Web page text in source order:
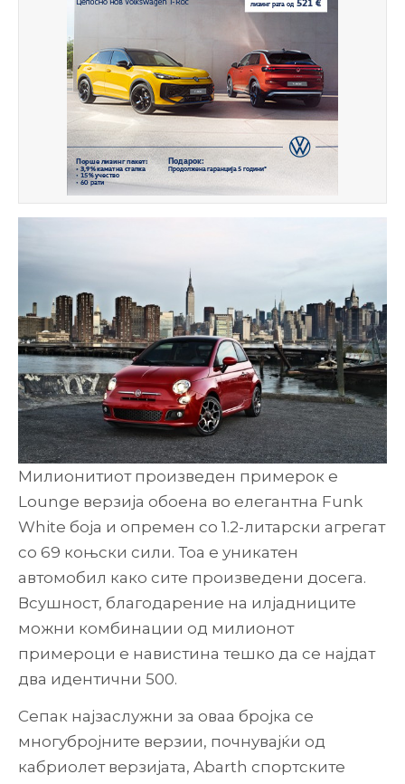
Милионитиот произведен примерок е
Lounge верзија обоена во елегантна Funk
White боја и опремен со 1.2-литарски агрегат
со 69 коњски сили. Тоа е уникатен
автомобил како сите произведени досега.
Всушност, благодарение на илјадниците
можни комбинации од милионот
примероци е навистина тешко да се најдат
два идентични 500.
Сепак најзаслужни за оваа бројка се
многубројните верзии, почнувајќи од
кабриолет верзијата, Abarth спортските